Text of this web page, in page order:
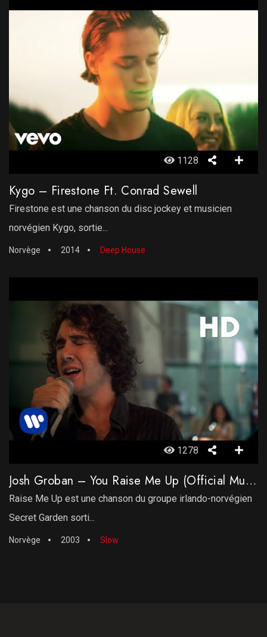
1128
Kygo – Firestone Ft. Conrad Sewell
Firestone est une chanson du disc jockey et musicien
norvégien Kygo, sortie...
Norvège 2014 Deep House
1278
Josh Groban – You Raise Me Up (Official Music Video)
Raise Me Up est une chanson du groupe irlando-norvégien
Secret Garden sorti...
Norvège 2003 Slow